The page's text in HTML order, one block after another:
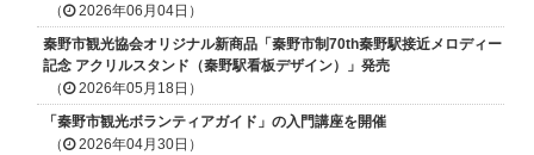
（
2026年06月04日）
秦野市観光協会オリジナル新商品「秦野市制70th秦野駅接近メロディー
記念 アクリルスタンド（秦野駅看板デザイン）」発売
（
2026年05月18日）
「秦野市観光ボランティアガイド」の入門講座を開催
（
2026年04月30日）